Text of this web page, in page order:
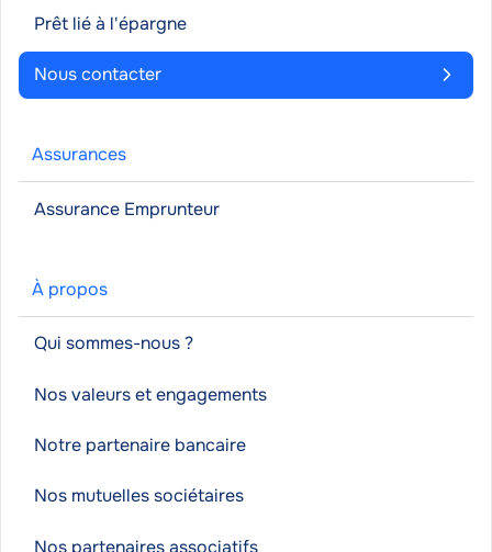
Prêt lié à l'épargne
Nous contacter
Assurances
Assurance Emprunteur
À propos
Qui sommes-nous ?
Nos valeurs et engagements
Notre partenaire bancaire
Nos mutuelles sociétaires
Nos partenaires associatifs